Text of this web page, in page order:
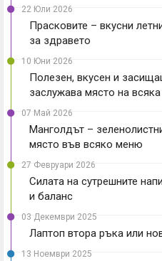
22 Юли 2026
Прасковите – вкусни
за здравето
10 Юни 2026
Полезен, вкусен и
заслужава място на
07 Май 2026
Манголдът –
място във всяко меню
27 Февруари 2026
Силата на сутрешните
и баланс
03 Декември 2025
Лаптоп втора ръка или
13 Ноември 2025